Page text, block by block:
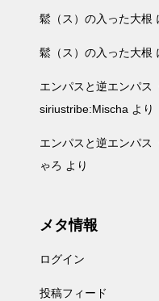
鬆（ス）の入った大根
鬆（ス）の入った大根
エンパスと逆エンパス
siriustribe:Mischa より
エンパスと逆エンパス
ゃろ より
メタ情報
ログイン
投稿フィード